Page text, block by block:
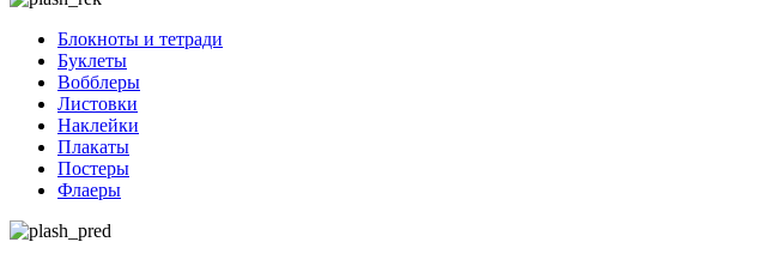
Блокноты и тетради
Буклеты
Вобблеры
Листовки
Наклейки
Плакаты
Постеры
Флаеры